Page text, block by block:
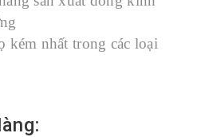
kém nhất trong các loại